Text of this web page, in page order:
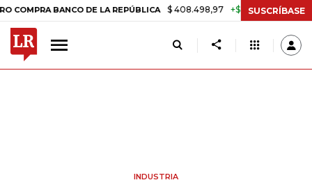
BANCO DE LA REPÚBLICA $ 408.498,97 +$ 8.753,81 +2,19%
SUSCRÍBASE
INDUSTRIA